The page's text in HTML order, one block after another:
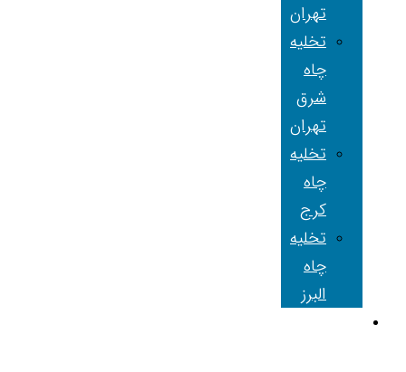
تهران
تخلیه
چاه
شرق
تهران
تخلیه
چاه
کرج
تخلیه
چاه
البرز